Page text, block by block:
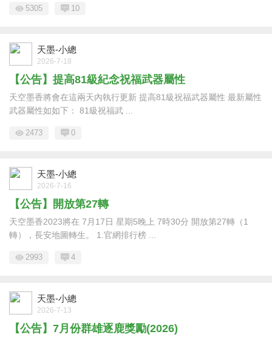
5305 10
天墨-小總
2026-7-18
【公告】提高81級紀念祝福武器屬性
天空墨香將會在這兩天內執行更新 提高81級祝福武器屬性 最新屬性
武器屬性如如下： 81級祝福武 ...
2473 0
天墨-小總
2026-7-16
【公告】開放第27轉
天空墨香2023將在 7月17日 星期5晚上 7時30分 開放第27轉（1
轉），長安地圖轉生。 1.官網排行榜 ...
2993 4
天墨-小總
2026-7-13
【公告】7月份群雄逐鹿獎勵(2026)